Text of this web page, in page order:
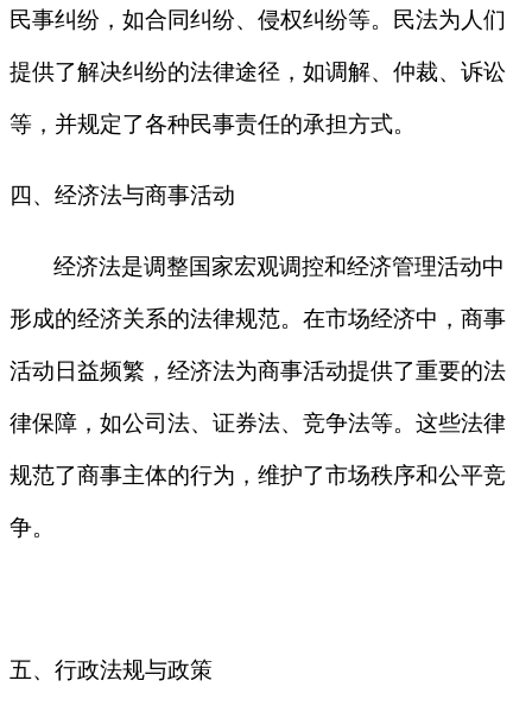
民事纠纷，如合同纠纷、侵权纠纷等。民法为人们
提供了解决纠纷的法律途径，如调解、仲裁、诉讼
等，并规定了各种民事责任的承担方式。
四、经济法与商事活动
经济法是调整国家宏观调控和经济管理活动中
形成的经济关系的法律规范。在市场经济中，商事
活动日益频繁，经济法为商事活动提供了重要的法
律保障，如公司法、证券法、竞争法等。这些法律
规范了商事主体的行为，维护了市场秩序和公平竞
争。
五、行政法规与政策